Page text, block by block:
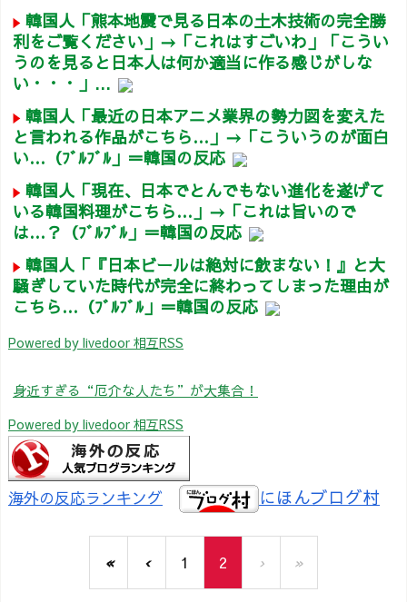
韓国人「熊本地震で見る日本の土木技術の完全勝
利をご覧ください」→「これはすごいわ」「こうい
うのを見ると日本人は何か適当に作る感じがしな
い・・・」...
韓国人「最近の日本アニメ業界の勢力図を変えた
と言われる作品がこちら…」→「こういうのが面白
い…（ﾌﾞﾙﾌﾞﾙ」＝韓国の反応
韓国人「現在、日本でとんでもない進化を遂げて
いる韓国料理がこちら…」→「これは旨いので
は…？（ﾌﾞﾙﾌﾞﾙ」＝韓国の反応
韓国人「『日本ビールは絶対に飲まない！』と大
騒ぎしていた時代が完全に終わってしまった理由が
こちら…（ﾌﾞﾙﾌﾞﾙ」＝韓国の反応
Powered by livedoor 相互RSS
身近すぎる“厄介な人たち”が大集合！
Powered by livedoor 相互RSS
海外の反応ランキング にほんブログ村
« ‹ 1 2 › »